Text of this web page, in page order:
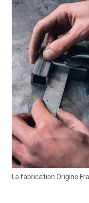
La fabrication Origine